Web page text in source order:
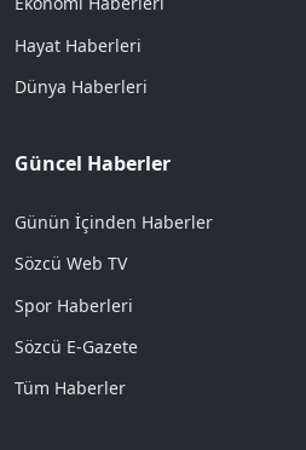
Hayat Haberleri
Dünya Haberleri
Güncel Haberler
Günün İçinden Haberler
Sözcü Web TV
Spor Haberleri
Sözcü E-Gazete
Tüm Haberler